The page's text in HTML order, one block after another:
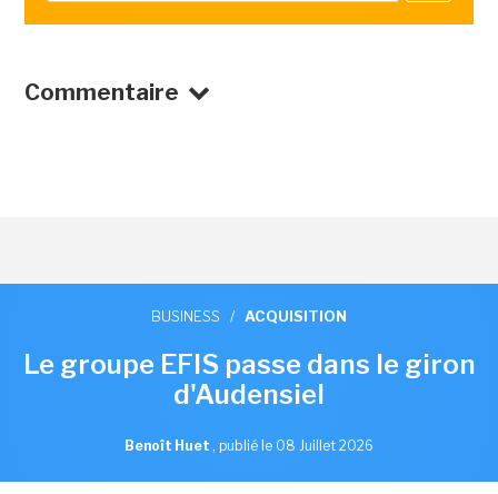
Commentaire
BUSINESS / ACQUISITION
Le groupe EFIS passe dans le giron
d'Audensiel
Benoît Huet , publié le 08 Juillet 2026